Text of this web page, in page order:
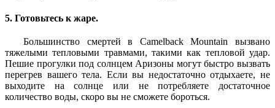
5. Готовьтесь к жаре.
Большинство смертей в Camelback Mountain вызвано
тяжелыми тепловыми травмами, такими как тепловой удар.
Пешие прогулки под солнцем Аризоны могут быстро вызвать
перегрев вашего тела. Если вы недостаточно отдыхаете, не
выходите на солнце или не потребляете достаточное
количество воды, скоро вы не сможете бороться.